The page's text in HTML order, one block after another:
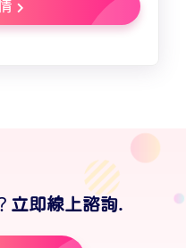
立即線上諮詢.